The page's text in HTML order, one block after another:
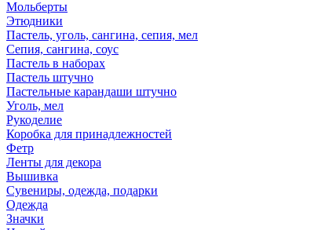
Мольберты
Этюдники
Пастель, уголь, сангина, сепия, мел
Сепия, сангина, соус
Пастель в наборах
Пастель штучно
Пастельные карандаши штучно
Уголь, мел
Рукоделие
Коробка для принадлежностей
Фетр
Ленты для декора
Вышивка
Сувениры, одежда, подарки
Одежда
Значки